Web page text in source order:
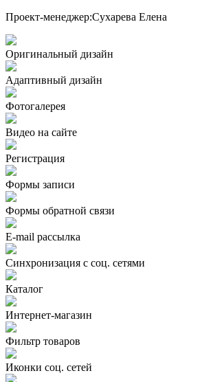
Проект-менеджер:Сухарева Елена
Оригинальный дизайн
Адаптивный дизайн
Фотогалерея
Видео на сайте
Регистрация
Формы записи
Формы обратной связи
E-mail рассылка
Синхронизация с соц. сетями
Каталог
Интернет-магазин
Фильтр товаров
Иконки соц. сетей